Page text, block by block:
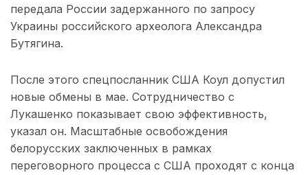
передала России задержанного по запросу
Украины российского археолога Александра
Бутягина.
После этого спецпосланник США Коул допустил
новые обмены в мае. Сотрудничество с
Лукашенко показывает свою эффективность,
указал он. Масштабные освобождения
белорусских заключенных в рамках
переговорного процесса с США проходят с конца